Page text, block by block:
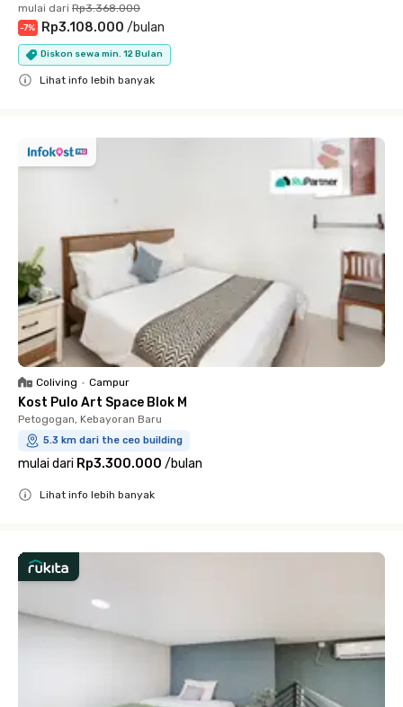
mulai dari Rp3.368.000
-7% Rp3.108.000 /bulan
Diskon sewa min. 12 Bulan
Lihat info lebih banyak
Coliving • Campur
Kost Pulo Art Space Blok M
Petogogan, Kebayoran Baru
5.3 km dari the ceo building
mulai dari Rp3.300.000 /bulan
Lihat info lebih banyak